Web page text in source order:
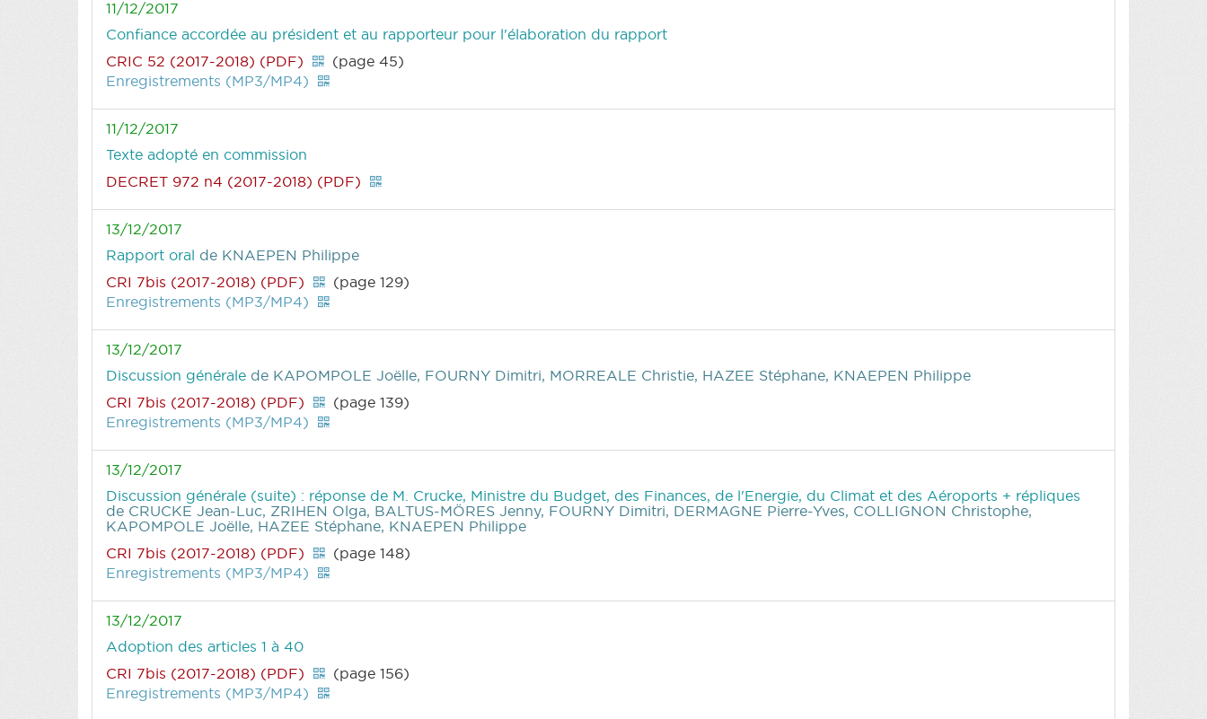
11/12/2017
Confiance accordée au président et au rapporteur pour l'élaboration du rapport
CRIC 52 (2017-2018) (PDF)
(page 45)
Enregistrements (MP3/MP4)
11/12/2017
Texte adopté en commission
DECRET 972 n4 (2017-2018) (PDF)
13/12/2017
Rapport oral de KNAEPEN Philippe
CRI 7bis (2017-2018) (PDF)
(page 129)
Enregistrements (MP3/MP4)
13/12/2017
Discussion générale de KAPOMPOLE Joëlle, FOURNY Dimitri, MORREALE Christie, HAZEE Stéphane, KNAEPEN Philippe
CRI 7bis (2017-2018) (PDF)
(page 139)
Enregistrements (MP3/MP4)
13/12/2017
Discussion générale (suite) : réponse de M. Crucke, Ministre du Budget, des Finances, de l'Energie, du Climat et des Aéroports + répliques
de CRUCKE Jean-Luc, ZRIHEN Olga, BALTUS-MÖRES Jenny, FOURNY Dimitri, DERMAGNE Pierre-Yves, COLLIGNON Christophe,
KAPOMPOLE Joëlle, HAZEE Stéphane, KNAEPEN Philippe
CRI 7bis (2017-2018) (PDF)
(page 148)
Enregistrements (MP3/MP4)
13/12/2017
Adoption des articles 1 à 40
CRI 7bis (2017-2018) (PDF)
(page 156)
Enregistrements (MP3/MP4)